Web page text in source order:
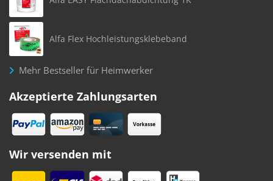
Alfa Flex Hochleistungsklebeband
Mehr Bestseller für Heimwerker
Akzeptierte Zahlungsarten
Wir versenden mit